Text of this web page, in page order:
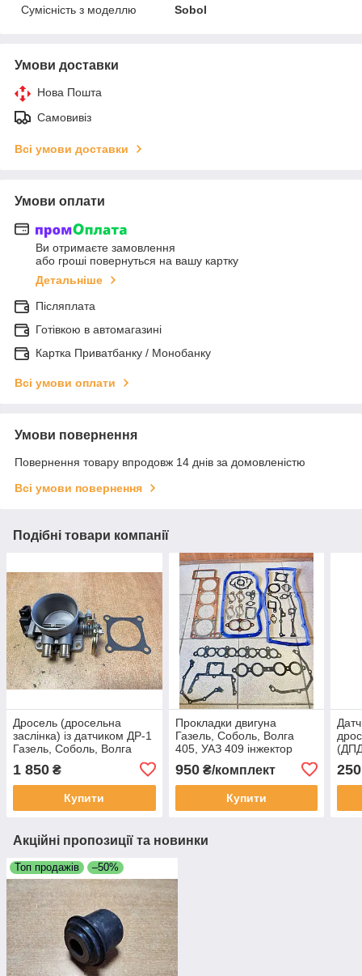
Сумісність з моделлю
Sobol
Умови доставки
Нова Пошта
Самовивіз
Всі умови доставки
Умови оплати
Ви отримаєте замовлення
або гроші повернуться на вашу картку
Детальніше
Післяплата
Готівкою в автомагазині
Картка Приватбанку / Монобанку
Всі умови оплати
Умови повернення
Повернення товару впродовж 14 днів за домовленістю
Всі умови повернення
Подібні товари компанії
Дросель (дросельна
заслінка) із датчиком ДР-1
Газель, Соболь, Волга
1 850 ₴
Купити
Прокладки двигуна
Газель, Соболь, Волга
405, УАЗ 409 інжектор
950₴/комплект
Купити
250
Акційні пропозиції та новинки
Топ продажів –50%